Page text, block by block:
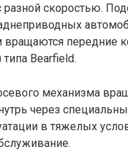
скоростью.
вращаются передние
Bearfield.
механизма
через
в тяжелых